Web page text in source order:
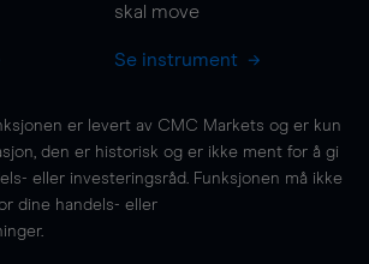
skal move
Se instrument
er levert av CMC Markets og er kun
den er historisk og er ikke ment for å gi
eller investeringsråd. Funksjonen må ikke
dine handels- eller